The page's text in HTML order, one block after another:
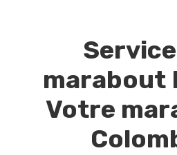
marabout
Votre